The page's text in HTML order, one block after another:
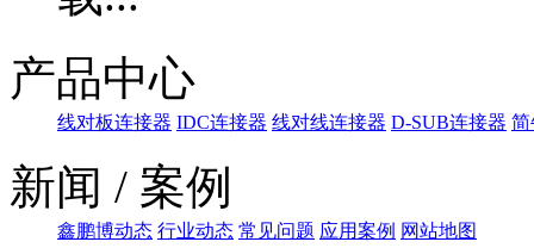
产品中心
线对板连接器 IDC连接器 线对线连接器 D-SUB连接器 简
新闻 / 案例
鑫鹏博动态 行业动态 常见问题 应用案例 网站地图